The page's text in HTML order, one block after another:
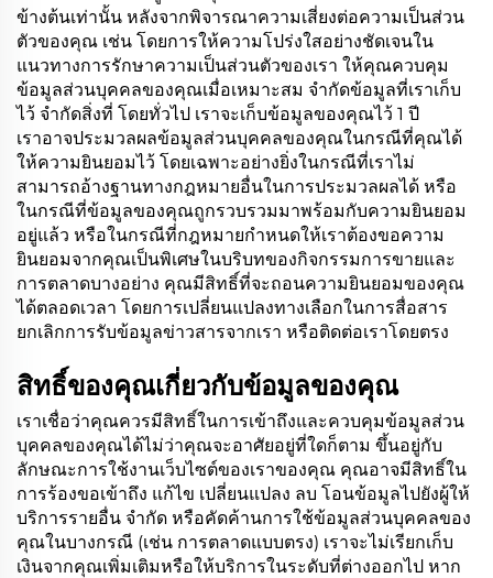
ข้างต้นเท่านั้น หลังจากพิจารณาความเสี่ยงต่อความเป็นส่วน
ตัวของคุณ เช่น โดยการให้ความโปร่งใสอย่างชัดเจนใน
แนวทางการรักษาความเป็นส่วนตัวของเรา ให้คุณควบคุม
ข้อมูลส่วนบุคคลของคุณเมื่อเหมาะสม จํากัดข้อมูลที่เราเก็บ
ไว้ จํากัดสิ่งที่ โดยทั่วไป เราจะเก็บข้อมูลของคุณไว้ 1 ปี
เราอาจประมวลผลข้อมูลส่วนบุคคลของคุณในกรณีที่คุณได้
ให้ความยินยอมไว้ โดยเฉพาะอย่างยิ่งในกรณีที่เราไม่
สามารถอ้างฐานทางกฎหมายอื่นในการประมวลผลได้ หรือ
ในกรณีที่ข้อมูลของคุณถูกรวบรวมมาพร้อมกับความยินยอม
อยู่แล้ว หรือในกรณีที่กฎหมายกำหนดให้เราต้องขอความ
ยินยอมจากคุณเป็นพิเศษในบริบทของกิจกรรมการขายและ
การตลาดบางอย่าง คุณมีสิทธิ์ที่จะถอนความยินยอมของคุณ
ได้ตลอดเวลา โดยการเปลี่ยนแปลงทางเลือกในการสื่อสาร
ยกเลิกการรับข้อมูลข่าวสารจากเรา หรือติดต่อเราโดยตรง
สิทธิ์ของคุณเกี่ยวกับข้อมูลของคุณ
เราเชื่อว่าคุณควรมีสิทธิ์ในการเข้าถึงและควบคุมข้อมูลส่วน
บุคคลของคุณได้ไม่ว่าคุณจะอาศัยอยู่ที่ใดก็ตาม ขึ้นอยู่กับ
ลักษณะการใช้งานเว็บไซต์ของเราของคุณ คุณอาจมีสิทธิ์ใน
การร้องขอเข้าถึง แก้ไข เปลี่ยนแปลง ลบ โอนข้อมูลไปยังผู้ให้
บริการรายอื่น จำกัด หรือคัดค้านการใช้ข้อมูลส่วนบุคคลของ
คุณในบางกรณี (เช่น การตลาดแบบตรง) เราจะไม่เรียกเก็บ
เงินจากคุณเพิ่มเติมหรือให้บริการในระดับที่ต่างออกไป หาก